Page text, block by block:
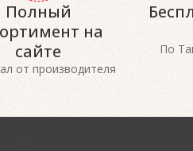
Полный
на
сайте
от производителя
По